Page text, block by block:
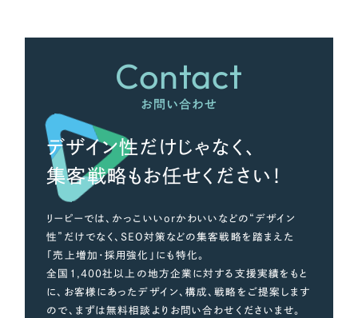
オレンジ・橙色
イエロー・黄色
グリーン・緑色
ブルー・青色
パープル・紫色
ピンク・桃色
カラフル・多色
Contact
お問い合わせ
デザイン性だけじゃなく、
集客戦略もお任せください！
リーピーでは、かっこいいorかわいいなどの“デザイン
性”だけでなく、SEO対策などの集客戦略を踏まえた
「売上増加・採用強化」にも特化。
全国1,400社以上の地方企業に対する支援実績をもと
に、お客様にあったデザイン、構成、戦略をご提案します
ので、まずは無料相談よりお問い合わせくださいませ。